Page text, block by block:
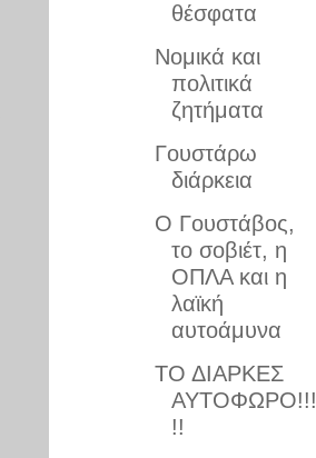
θέσφατα
Νομικά και
πολιτικά
ζητήματα
Γουστάρω
διάρκεια
Ο Γουστάβος,
το σοβιέτ, η
ΟΠΛΑ και η
λαϊκή
αυτοάμυνα
ΤΟ ΔΙΑΡΚΕΣ
ΑΥΤΟΦΩΡΟ!!!
!!